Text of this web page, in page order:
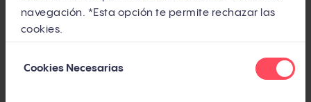
navegación. *Esta opción te permite rechazar las
cookies.
deCookies Necesarias
Apache/Nginx, entre otros componentes, para
funcionar bien. Además, es recomendable utilizar un
servidor de alto rendimiento con suficiente memoria
y almacenamiento, especialmente si esperas un alto